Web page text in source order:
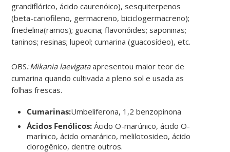
grandiflórico, ácido caurenóico), sesquiterpenos
(beta-cariofileno, germacreno, biciclogermacreno);
friedelina(ramos); guacina; flavonóides; saponinas;
taninos; resinas; lupeol; cumarina (guacosídeo), etc.
OBS.:Mikania laevigataapresentou maior teor de
cumarina quando cultivada a pleno sol e usada as
folhas frescas.
Cumarinas:Umbeliferona, 1,2 benzopinona
Ácidos Fenólicos:Ácido O-marúnico, ácido O-
marínico, ácido omarárico, melilotosideo, ácido
clorogênico, dentre outros.